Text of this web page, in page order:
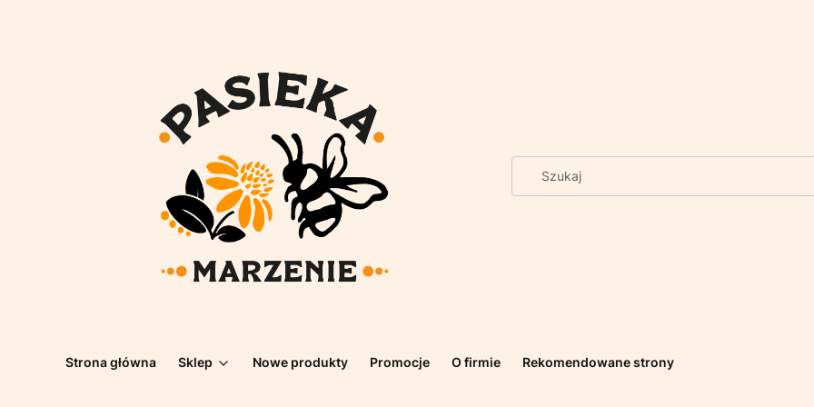
Strona główna Sklep Nowe produkty Promocje O firmie Rekomendowane strony